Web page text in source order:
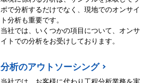
ボで分析するだけでなく、現地でのオンサイ
ト分析も重要です。
当社では、いくつかの項目について、オンサ
イトでの分析をお受けしております。
分析のアウトソーシング